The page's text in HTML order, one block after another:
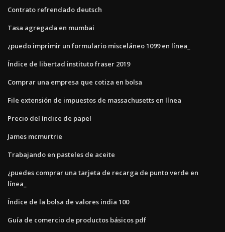
Contrato refrendado deutsch
Tasa agregada en mumbai
¿puedo imprimir un formulario misceláneo 1099 en línea_
Índice de libertad instituto fraser 2019
Comprar una empresa que cotiza en bolsa
File extensión de impuestos de massachusetts en línea
Precio del índice de papel
James mcmurtrie
Trabajando en pasteles de aceite
¿puedes comprar una tarjeta de recarga de punto verde en
línea_
Índice de la bolsa de valores india 100
Guía de comercio de productos básicos pdf